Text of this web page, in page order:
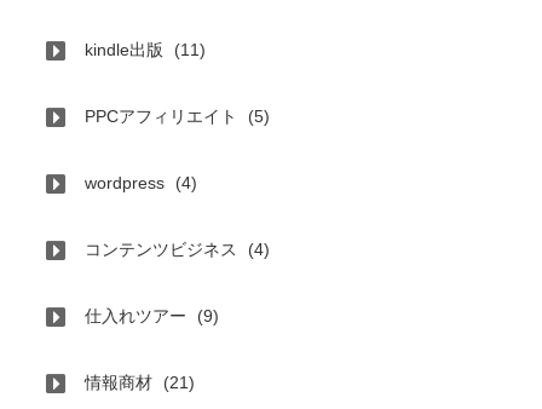
kindle出版 (11)
PPCアフィリエイト (5)
wordpress (4)
コンテンツビジネス (4)
仕入れツアー (9)
情報商材 (21)